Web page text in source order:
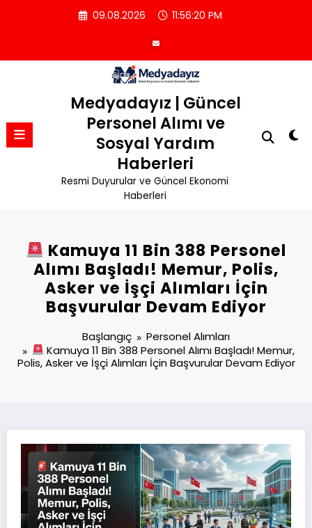
09.08.2026 11:56:20 PM
Medyadayız | Güncel
Personel Alımı ve
Sosyal Yardım
Haberleri
Resmi Duyurular ve Güncel Ekonomi
Haberleri
Kamuya 11 Bin 388 Personel
Alımı Başladı! Memur, Polis,
Asker ve İşçi Alımları İçin
Başvurular Devam Ediyor
Başlangıç
Personel Alımları
Kamuya 11 Bin 388 Personel Alımı Başladı! Memur,
Polis, Asker ve İşçi Alımları İçin Başvurular Devam Ediyor